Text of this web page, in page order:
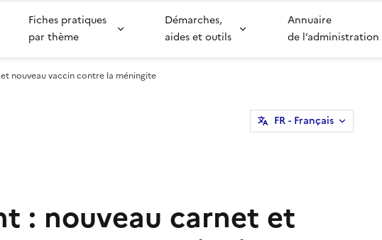
Fiches pratiques
par thème
Démarches,
aides et outils
Annuaire
de l’administration
nouveau vaccin contre la méningite
FR- Français
: nouveau carnet et